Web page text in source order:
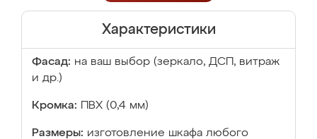
Характеристики
Фасад: на ваш выбор (зеркало, ДСП, витраж
и др.)
Кромка: ПВХ (0,4 мм)
Размеры: изготовление шкафа любого